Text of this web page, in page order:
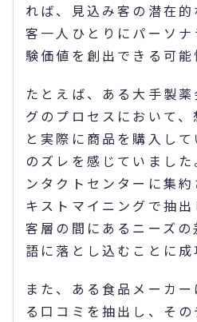
れば、見込み客の潜在
客一人ひとりにパーソ
験価値を創出できる可能
たとえば、ある大手製
グのプロセスにおいて
と実際に商品を購入し
のズレを感じていまし
ンタクトセンターに集
キストマイニングで抽
客層の間にあるニーズ
語に落とし込むことに成
また、ある食品メーカ
る口コミを抽出し、そ